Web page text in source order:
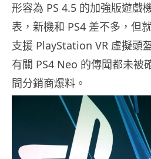
形容為 PS 4.5 的加強版遊戲
表，新機和 PS4 差不多，但
支援 PlayStation VR 虛擬頭
有關 PS4 Neo 的傳聞都未被
間分銷商爆料。